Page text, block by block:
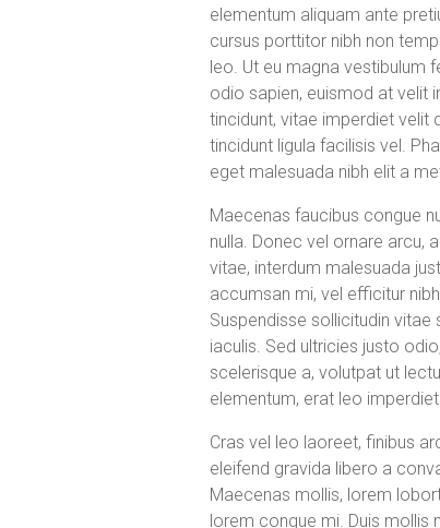
elementum aliquam ante
cursus porttitor nibh non
leo. Ut eu magna vestibulum
odio sapien, euismod at velit
tincidunt, vitae imperdiet velit
tincidunt ligula facilisis vel.
eget malesuada nibh elit a
Maecenas faucibus congue
nulla. Donec vel ornare arcu,
vitae, interdum malesuada
accumsan mi, vel efficitur
Suspendisse sollicitudin
iaculis. Sed ultricies justo
scelerisque a, volutpat ut
elementum, erat leo
Cras vel leo laoreet, finibus
eleifend gravida libero a
Maecenas mollis, lorem
lorem congue mi. Duis mollis